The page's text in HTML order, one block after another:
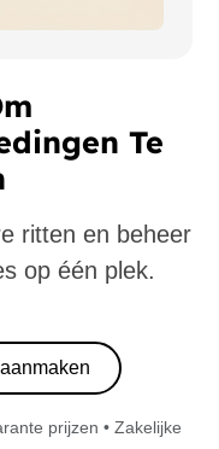
Te
ritten en beheer
op één plek.
prijzen • Zakelijke